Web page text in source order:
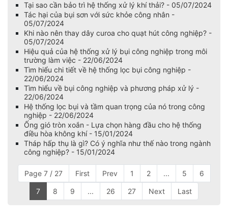
Tại sao cần bảo trì hệ thống xử lý khí thải? - 05/07/2024
Tác hại của bụi sơn với sức khỏe công nhân -
05/07/2024
Khi nào nên thay dây curoa cho quạt hút công nghiệp? -
05/07/2024
Hiệu quả của hệ thống xử lý bụi công nghiệp trong môi
trường làm việc - 22/06/2024
Tìm hiểu chi tiết về hệ thống lọc bụi công nghiệp -
22/06/2024
Tìm hiểu về bụi công nghiệp và phương pháp xử lý -
22/06/2024
Hệ thống lọc bụi và tầm quan trọng của nó trong công
nghiệp - 22/06/2024
Ống gió tròn xoắn - Lựa chọn hàng đầu cho hệ thống
điều hòa không khí - 15/01/2024
Tháp hấp thụ là gì? Có ý nghĩa như thế nào trong ngành
công nghiệp? - 15/01/2024
Page 7 / 27 First Prev 1 2 ... 5 6
7 8 9 ... 26 27 Next Last